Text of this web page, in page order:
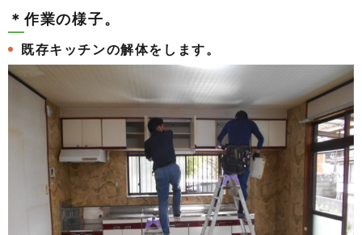
＊作業の様子。
既存キッチンの解体をします。